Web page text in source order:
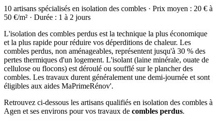
10 artisans spécialisés en isolation des combles · Prix moyen : 20 € à
50 €/m² · Durée : 1 à 2 jours
L'isolation des combles perdus est la technique la plus économique
et la plus rapide pour réduire vos déperditions de chaleur. Les
combles perdus, non aménageables, représentent jusqu'à 30 % des
pertes thermiques d'un logement. L'isolant (laine minérale, ouate de
cellulose ou flocons) est déroulé ou soufflé sur le plancher des
combles. Les travaux durent généralement une demi-journée et sont
éligibles aux aides MaPrimeRénov'.
Retrouvez ci-dessous les artisans qualifiés en isolation des combles à
Agen et ses environs pour vos travaux de combles perdus.